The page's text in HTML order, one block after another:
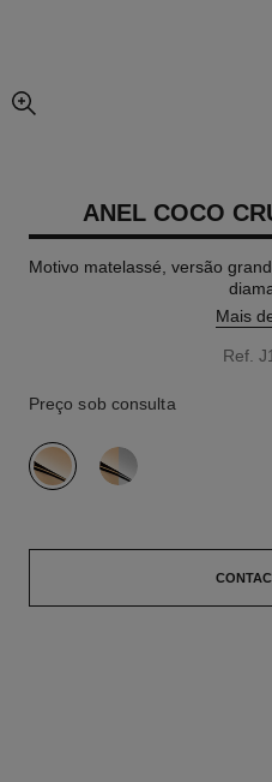
vista expandida da imagem
ANEL COCO
Motivo matelassé, versão
Mais
Ref.
Preço sob consulta
variante (2)